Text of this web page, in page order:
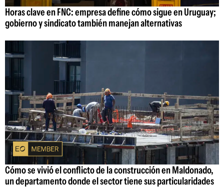
Horas clave en FNC: empresa define cómo sigue en Uruguay;
gobierno y sindicato también manejan alternativas
Cómo se vivió el conflicto de la construcción en Maldonado,
un departamento donde el sector tiene sus particularidades